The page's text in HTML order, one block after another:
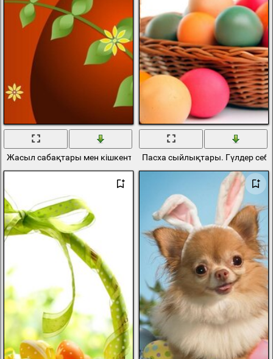
Жасыл сабақтары мен кішкентай сары гүлдері бар Пасха
Пасха сыйлықтары. Гүлдер